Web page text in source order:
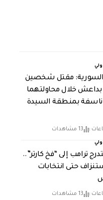
السورية: مقتل شخصين
خلال محاولتهما
ناسفة بمنطقة السيدة
13 مشاهدات
ترامب إلى “فخ كارتر”..
حتى انتخابات
13 مشاهدات